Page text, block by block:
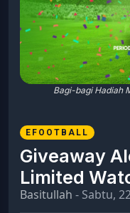
Bagi-bagi Hadiah
EFOOTBALL
Giveaway
Limited
Basitullah - Sabtu,